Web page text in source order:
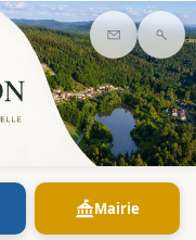
Contact
Mairie